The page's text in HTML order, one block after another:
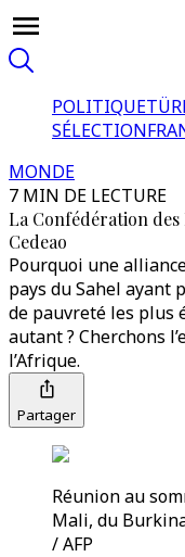
POLITIQUE
SÉLECTION
MONDE
7 MIN DE LECTURE
La Confédération des
Cedeao
Pourquoi une
pays du Sahel ayant
de pauvreté les plus
autant ? Cherchons
l’Afrique.
Partager
Réunion au
Mali, du
/ AFP